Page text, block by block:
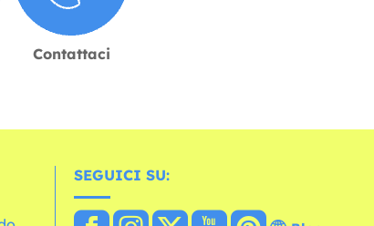
Contattaci
SEGUICI SU: